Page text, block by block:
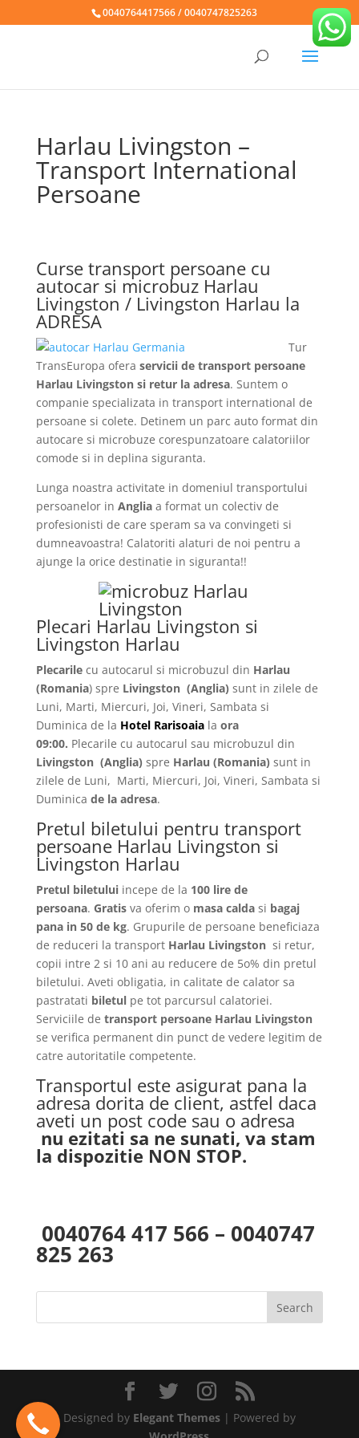
0040764417566 / 0040747825263
Harlau Livingston –
Transport International
Persoane
Curse transport persoane cu
autocar si microbuz Harlau
Livingston / Livingston Harlau la
ADRESA
Tur
TransEuropa ofera servicii de transport persoane
Harlau Livingston si retur la adresa. Suntem o
companie specializata in transport international de
persoane si colete. Detinem un parc auto format din
autocare si microbuze corespunzatoare calatoriilor
comode si in deplina siguranta.
Lunga noastra activitate in domeniul transportului
persoanelor in Angliaa format un colectiv de
profesionisti de care speram sa va convingeti si
dumneavoastra! Calatoriti alaturi de noi pentru a
ajunge la orice destinatie in siguranta!!
Plecari Harlau Livingston si
Livingston Harlau
Plecarilecu autocarul si microbuzul din Harlau
(Romania) spre Livingston (Anglia) sunt in zilele de
Luni, Marti, Miercuri, Joi, Vineri, Sambata si
Duminica de la Hotel Rarisoaiala ora
09:00. Plecarile cu autocarul sau microbuzul din
Livingston (Anglia) spre Harlau (Romania) sunt in
zilele de Luni, Marti, Miercuri, Joi, Vineri, Sambata si
Duminica de la adresa.
Pretul biletului pentru transport
persoane Harlau Livingston si
Livingston Harlau
Pretul biletuluiincepe de la 100 lire de
persoana. Gratisva oferim o masa caldasi bagaj
pana in 50 de kg. Grupurile de persoane beneficiaza
de reduceri la transport Harlau Livingston si retur,
copii intre 2 si 10 ani au reducere de 5o% din pretul
biletului. Aveti obligatia, in calitate de calator sa
pastratati biletulpe tot parcursul calatoriei.
Serviciile de transport persoane Harlau Livingston
se verifica permanent din punct de vedere legitim de
catre autoritatile competente.
Transportul este asigurat pana la
adresa dorita de client, astfel daca
aveti un post code sau o adresa
nu ezitati sa ne sunati, va stam
la dispozitie NON STOP.
0040764 417 566 – 0040747
825 263
Designed by Elegant Themes| Powered by